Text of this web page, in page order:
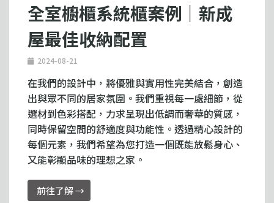
全室櫥櫃系統櫃案例｜新成
屋最佳收納配置
2024-08-21
在我們的設計中，將優雅與實用性完美結合，創造
出與眾不同的居家氛圍。我們重視每一處細節，從
選材到色彩搭配，力求呈現出低調而奢華的質感，
同時保留空間的舒適度與功能性。透過精心設計的
每個元素，我們希望為您打造一個既能放鬆身心、
又能彰顯品味的理想之家。
前往了解 →